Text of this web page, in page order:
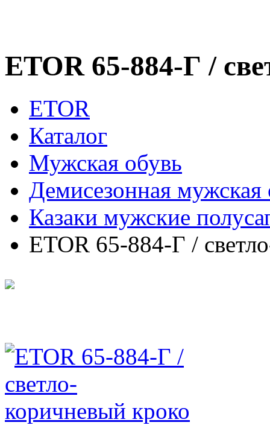
ETOR 65-884-Г /
ETOR
Каталог
Мужская обувь
Демисезонная мужская
Казаки мужские
ETOR 65-884-Г /